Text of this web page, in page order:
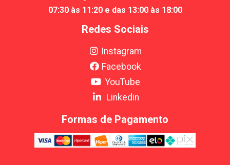
07:30 às 11:20 e das 13:00 às 18:00
Redes Sociais
Instagram
Facebook
YouTube
Linkedin
Formas de Pagamento